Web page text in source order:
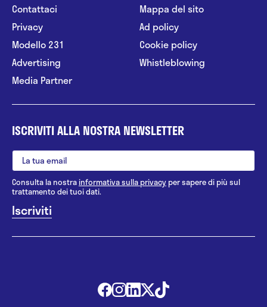
Contattaci
Privacy
Modello 231
Advertising
Media Partner
Mappa del sito
Ad policy
Cookie policy
Whistleblowing
ISCRIVITI ALLA NOSTRA NEWSLETTER
Consulta la nostrainformativa sulla privacy per sapere di più sul
trattamento dei tuoi dati.